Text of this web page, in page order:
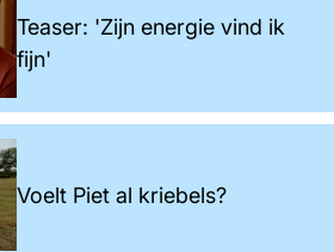
Teaser: 'Zijn energie vind ik
fijn'
Voelt Piet al kriebels?